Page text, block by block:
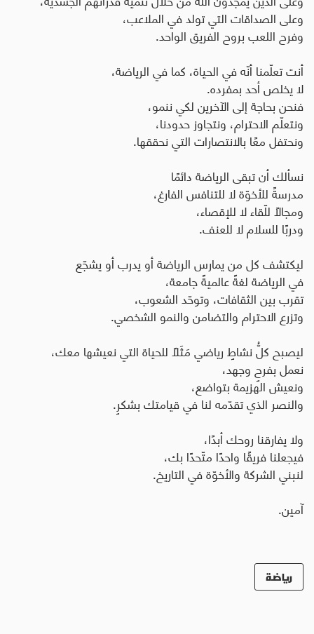
وعلى الصداقات التي تولد في الملاعب،
وفرح اللعب بروح الفريق الواحد.
أنت تعلّمنا أنّه في الحياة، كما في الرياضة،
لا يخلص أحد بمفرده.
فنحن بحاجة إلى الآخرين لكي ننمو،
ونتعلّم الاحترام، ونتجاوز حدودنا،
ونحتفل معًا بالانتصارات التي نحققها.
نسألك أن تبقى الرياضة دائمًا
مدرسةً للأخوّة لا للتنافس الفارغ،
ومجالًا للّقاء لا للإقصاء،
ودربًا للسلام لا للعنف.
ليكتشف كل من يمارس الرياضة أو يدرب أو يشجّع
في الرياضة لغةً عالميةً جامعة،
تقرب بين الثقافات، وتوحّد الشعوب،
وتزرع الاحترام والتضامن والنمو الشخصي.
ليصبح كلُّ نشاطٍ رياضي مَثَلًا للحياة التي نعيشها معك،
نعمل بفرحٍ وجهد،
ونعيش الهزيمة بتواضع،
والنصر الذي تقدّمه لنا في قيامتك بشكرٍ.
ولا يفارقنا روحك أبدًا،
فيجعلنا فريقًا واحدًا متّحدًا بك،
لنبني الشركة والأخوّة في التاريخ.
آمين.
رياضة